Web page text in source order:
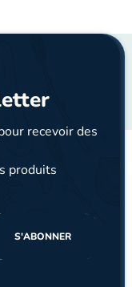
recevoir des
produits